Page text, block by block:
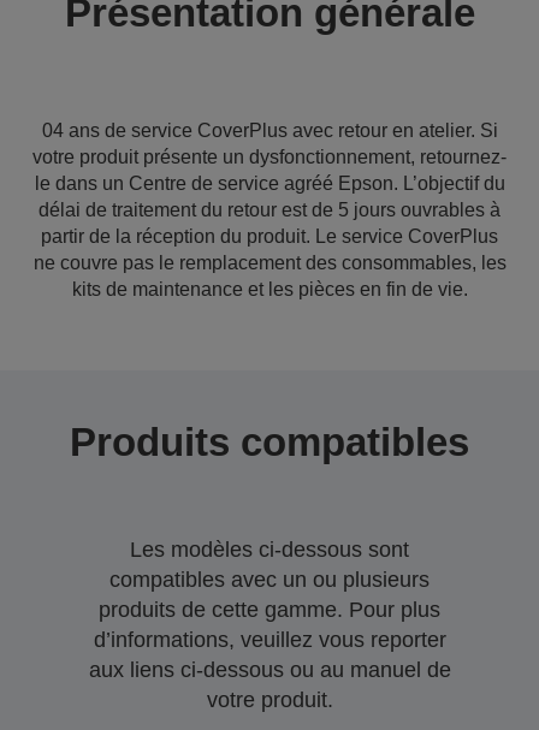
Présentation générale
04 ans de service CoverPlus avec retour en atelier. Si
votre produit présente un dysfonctionnement, retournez-
le dans un Centre de service agréé Epson. L’objectif du
délai de traitement du retour est de 5 jours ouvrables à
partir de la réception du produit. Le service CoverPlus
ne couvre pas le remplacement des consommables, les
kits de maintenance et les pièces en fin de vie.
Produits compatibles
Les modèles ci-dessous sont
compatibles avec un ou plusieurs
produits de cette gamme. Pour plus
d’informations, veuillez vous reporter
aux liens ci-dessous ou au manuel de
votre produit.